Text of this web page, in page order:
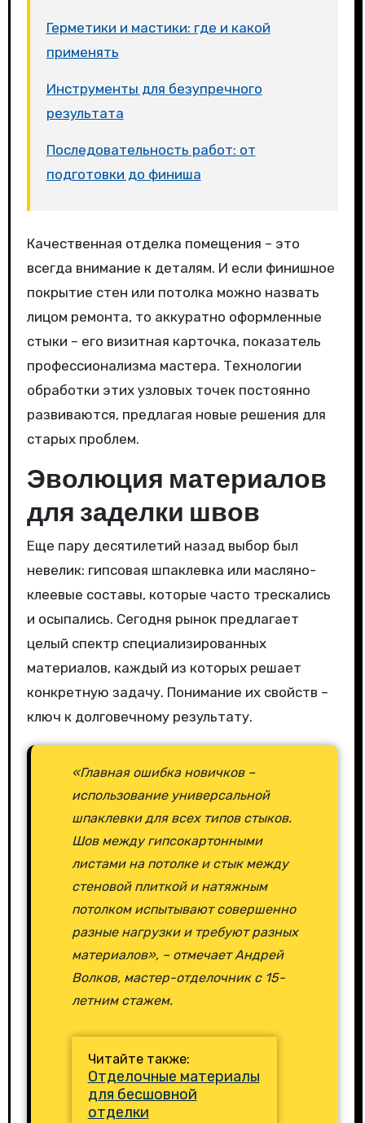
Герметики и мастики: где и какой
применять
Инструменты для безупречного
результата
Последовательность работ: от
подготовки до финиша
Качественная отделка помещения – это
всегда внимание к деталям. И если финишное
покрытие стен или потолка можно назвать
лицом ремонта, то аккуратно оформленные
стыки – его визитная карточка, показатель
профессионализма мастера. Технологии
обработки этих узловых точек постоянно
развиваются, предлагая новые решения для
старых проблем.
Эволюция материалов
для заделки швов
Еще пару десятилетий назад выбор был
невелик: гипсовая шпаклевка или масляно-
клеевые составы, которые часто трескались
и осыпались. Сегодня рынок предлагает
целый спектр специализированных
материалов, каждый из которых решает
конкретную задачу. Понимание их свойств –
ключ к долговечному результату.
«Главная ошибка новичков –
использование универсальной
шпаклевки для всех типов стыков.
Шов между гипсокартонными
листами на потолке и стык между
стеновой плиткой и натяжным
потолком испытывают совершенно
разные нагрузки и требуют разных
материалов», – отмечает Андрей
Волков, мастер-отделочник с 15-
летним стажем.
Читайте также:
Отделочные материалы
для бесшовной
отделки